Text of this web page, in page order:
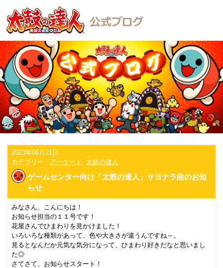
2023年06月21日
カテゴリー : アーケード 太鼓の達人
ゲームセンター向け「太鼓の達人」サヨナラ曲のお知
らせ
みなさん、こんにちは！
お知らせ担当の１１号です！
花屋さんでひまわりを見かけました！
いろいろな種類があって、色や大きさが違うんですね～。
見るとなんだか元気な気分になって、ひまわり好きだなと思いまし
た◎
さてさて、お知らせスタート！